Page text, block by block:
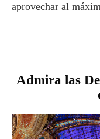
aprovechar al
Admira las Decoraciones de los Árboles